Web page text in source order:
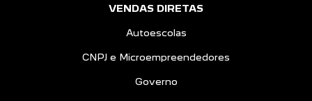
SEMINOVOS
OFERTAS
VENDAS DIRETAS
Autoescolas